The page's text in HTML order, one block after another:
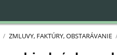
/ ZMLUVY, FAKTÚRY, OBSTARÁVANIE